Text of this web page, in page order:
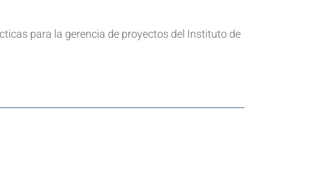
para la gerencia de proyectos del Instituto de